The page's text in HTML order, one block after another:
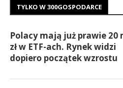
TYLKO W 300GOSPODARCE
Polacy mają już prawie 20
zł w ETF-ach. Rynek widzi
dopiero początek wzrostu